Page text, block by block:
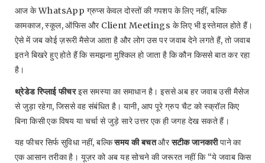
आज के WhatsApp ग्रुप्स केवल दोस्तों की गपशप के लिए नहीं, बल्कि
कामकाज, स्कूल, ऑफिस और Client Meetings के लिए भी इस्तेमाल होते हैं।
ऐसे में जब कोई ज़रूरी मैसेज आता है और लोग उस पर जवाब देने लगते हैं, तो जवाब
इतने बिखरे हुए होते हैं कि समझना मुश्किल हो जाता है कि कौन किससे बात कर रहा
है।
थ्रेडेड रिप्लाई फीचरइस समस्या का समाधान है। इससे अब हर जवाब उसी मैसेज
से जुड़ा रहेगा, जिससे वह संबंधित है। यानी, आप पूरे ग्रुप चैट को स्क्रॉल किए
बिना किसी एक विषय या चर्चा से जुड़े सारे उत्तर एक ही जगह देख सकते हैं।
यह फीचर सिर्फ सुविधा नहीं, बल्किसमय की बचतऔरसटीक जानकारीपाने का
एक आसान तरीका है। यूज़र को अब यह सोचने की जरूरत नहीं कि “ये जवाब किस